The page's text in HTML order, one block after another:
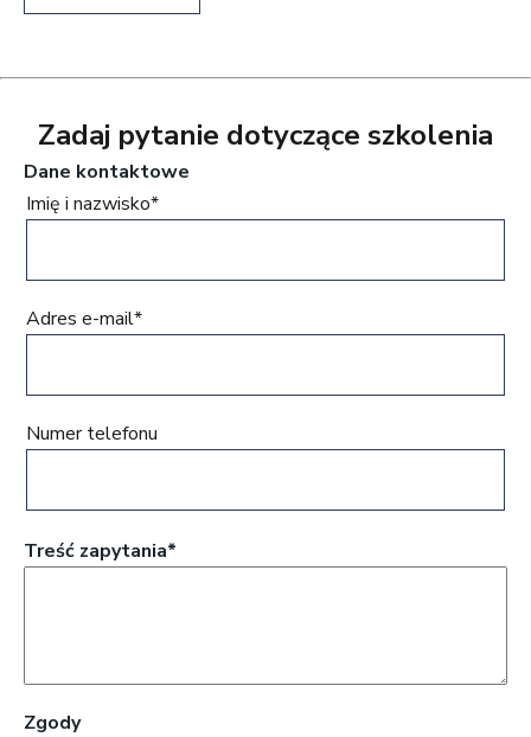
Zadaj pytanie dotyczące szkolenia
Dane kontaktowe
Imię i nazwisko*
Adres e-mail*
Numer telefonu
Treść zapytania*
Zgody